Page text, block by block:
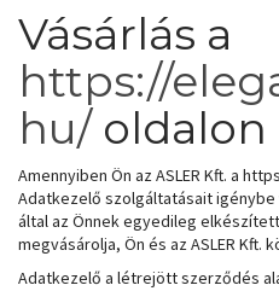
Vásárlás a
https://
hu/oldalon
Amennyiben Ön az ASLER Kft. a
Adatkezelő szolgáltatásait
által az Önnek egyedileg
megvásárolja, Ön és az ASLER
Adatkezelő a létrejött szerződés